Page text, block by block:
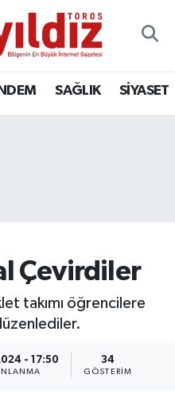
SAĞLIK SİYASET
Çevirdiler
takımı öğrencilere
- 17:50 34
GÖSTERIM